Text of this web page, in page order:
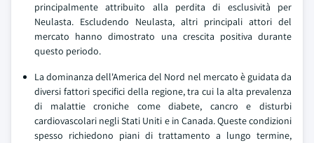
principalmente attribuito alla perdita di esclusività per
Neulasta. Escludendo Neulasta, altri principali attori del
mercato hanno dimostrato una crescita positiva durante
questo periodo.
La dominanza dell'America del Nord nel mercato è guidata da
diversi fattori specifici della regione, tra cui la alta prevalenza
di malattie croniche come diabete, cancro e disturbi
cardiovascolari negli Stati Uniti e in Canada. Queste condizioni
spesso richiedono piani di trattamento a lungo termine,